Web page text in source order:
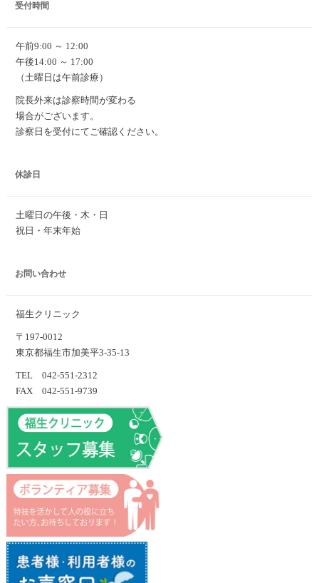
受付時間
午前9:00 ～ 12:00
午後14:00 ～ 17:00
（土曜日は午前診療）
院長外来は診察時間が変わる
場合がございます。
診察日を受付にてご確認ください。
休診日
土曜日の午後・木・日
祝日・年末年始
お問い合わせ
福生クリニック
〒197-0012
東京都福生市加美平3-35-13
TEL 042-551-2312
FAX 042-551-9739